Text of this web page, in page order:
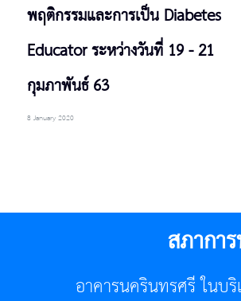
พฤติกรรมและการเป็น Diabetes
Educator ระหว่างวันที่ 19 - 21
กุมภาพันธ์ 63
8 January 2020
สภากา
อาคารนครินทรศรี ในบ